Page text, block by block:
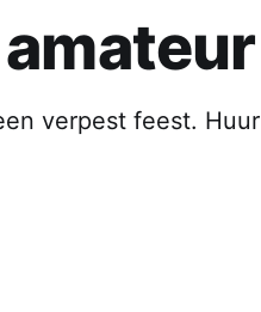
verpest feest. Huur